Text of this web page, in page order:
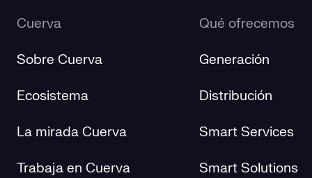
Cuerva
Sobre Cuerva
Ecosistema
La mirada Cuerva
Trabaja en Cuerva
Qué ofrecemos
Generación
Distribución
Smart Services
Smart Solutions